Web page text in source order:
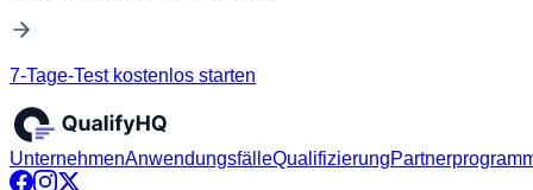
7-Tage-Test kostenlos starten
UnternehmenAnwendungsfälleQualifizierung